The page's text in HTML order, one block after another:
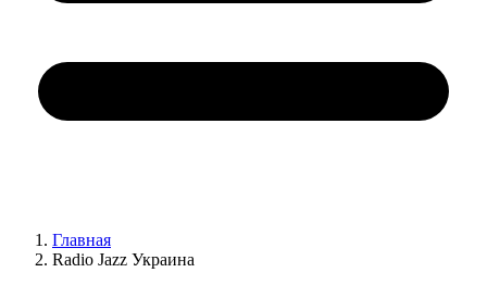
Главная
Radio Jazz Украина